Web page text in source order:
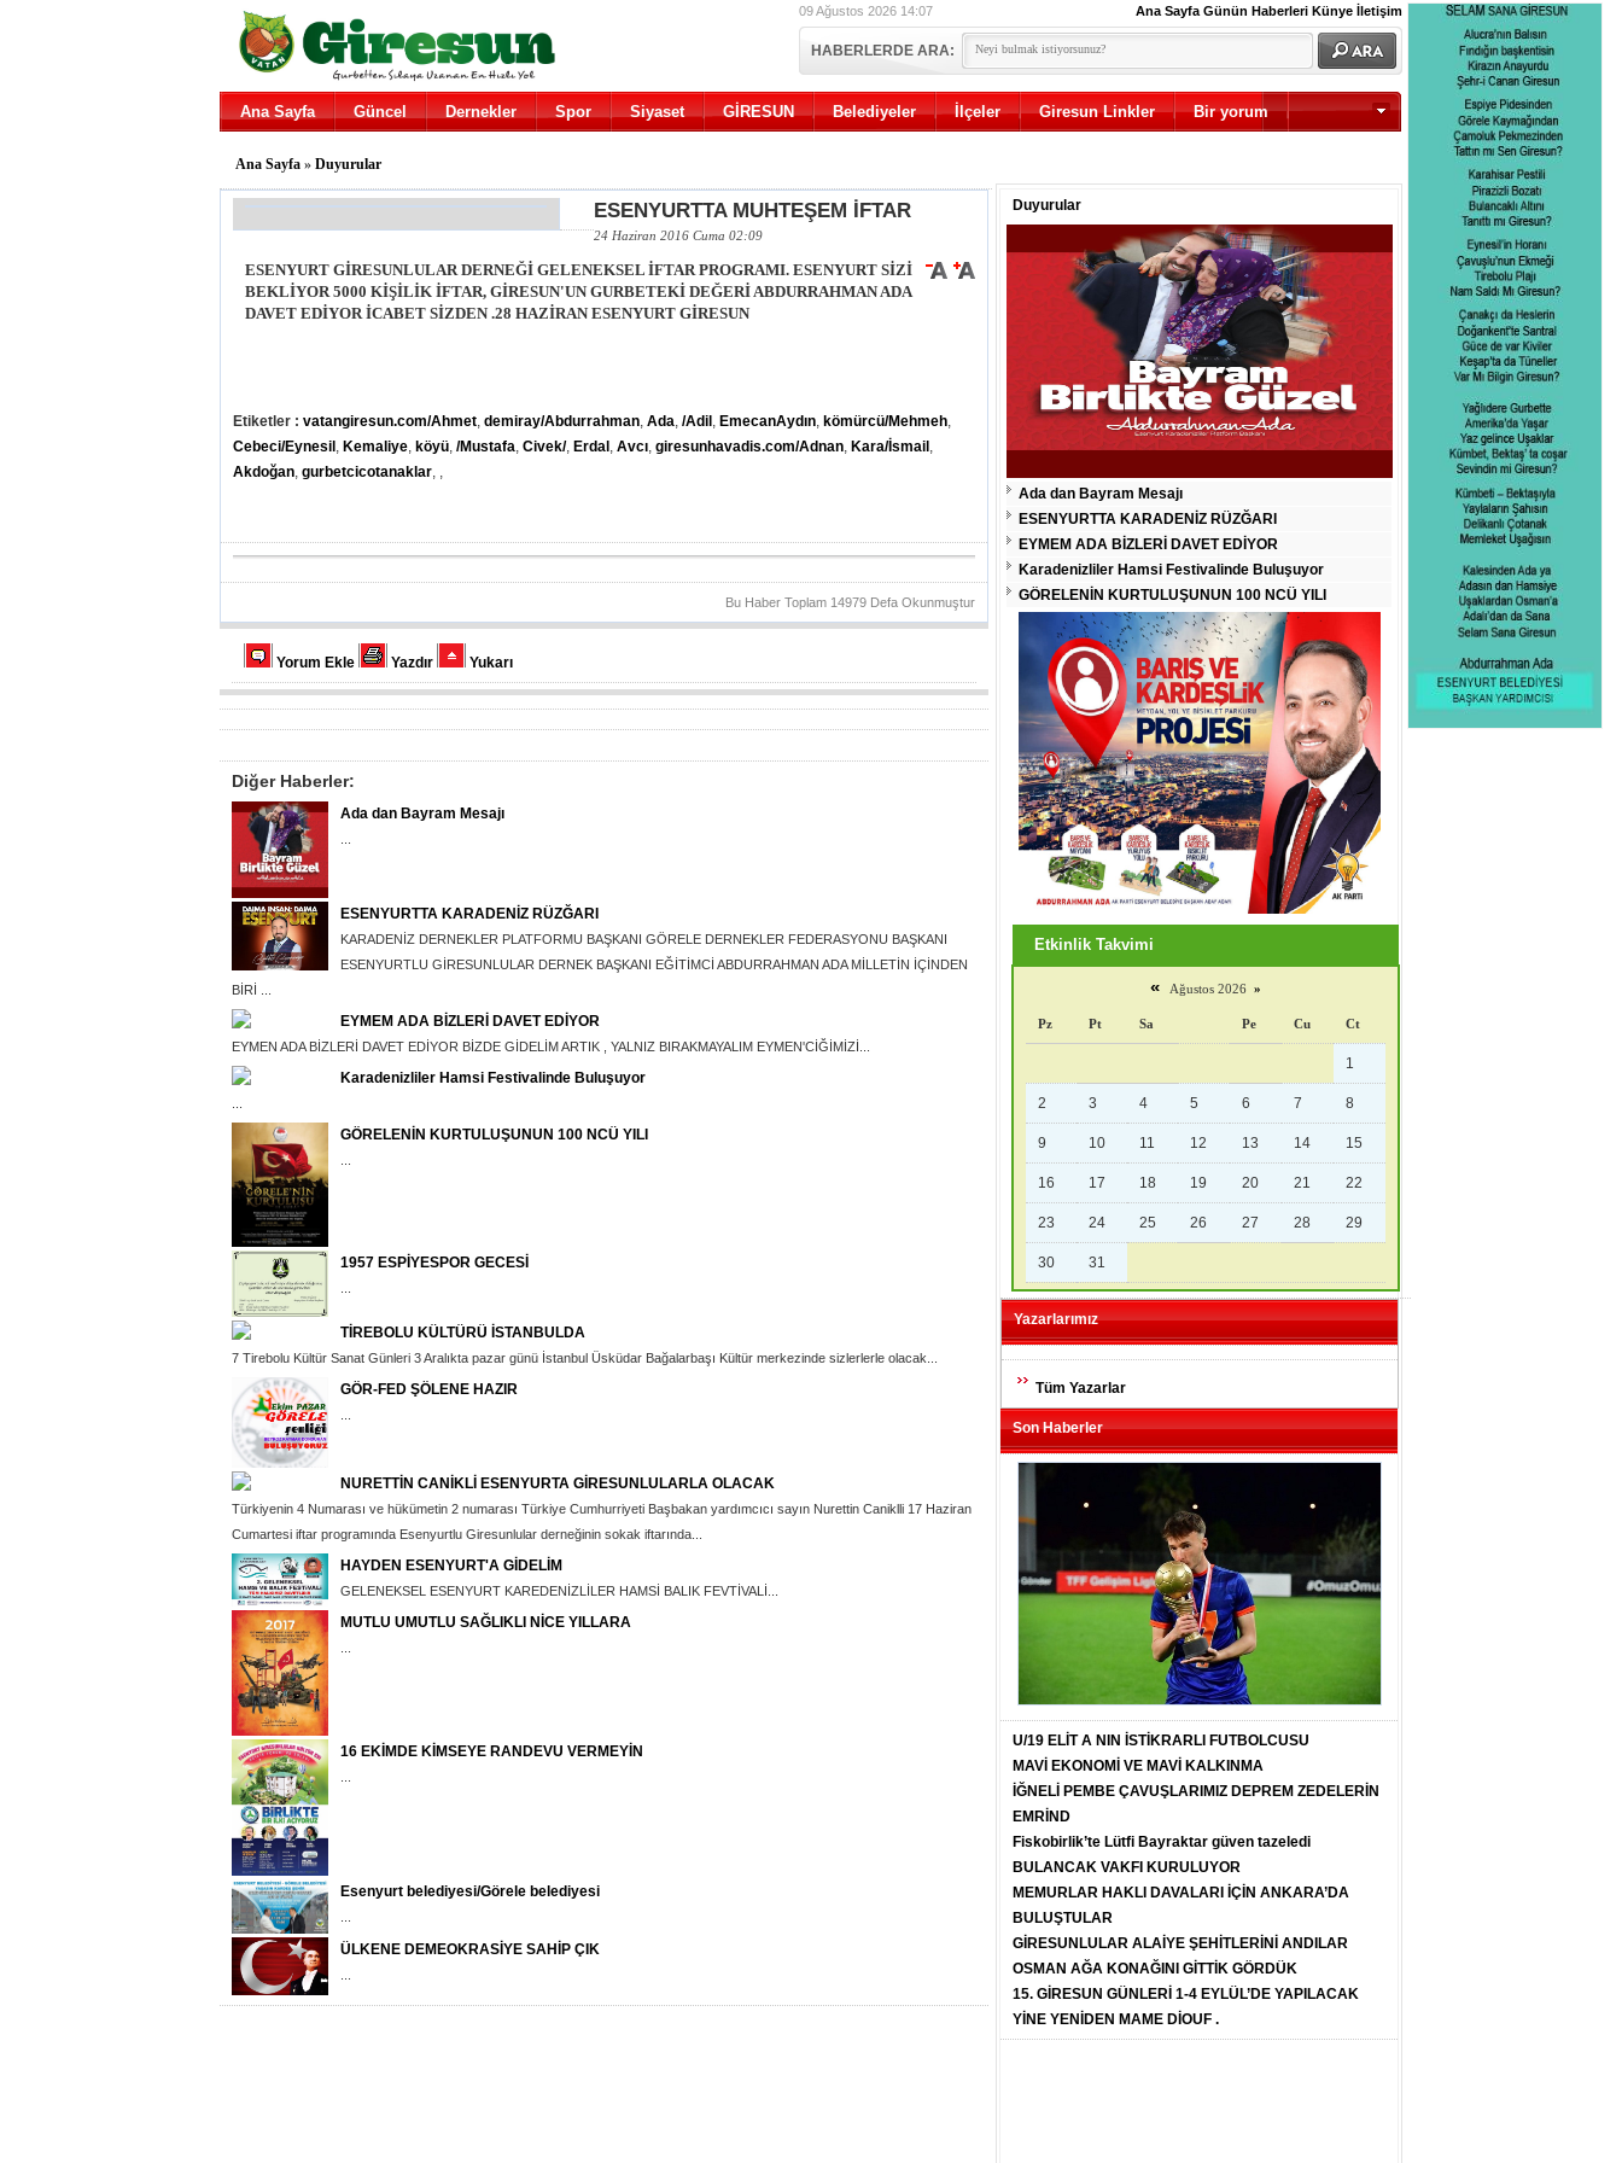
09 Ağustos 2026 14:07 Ana Sayfa Günün Haberleri Künye İletişim
HABERLERDE ARA:
Ana Sayfa Güncel Dernekler Spor Siyaset GİRESUN Belediyeler İlçeler Giresun Linkler Bir yorum
Ana Sayfa » Duyurular
ESENYURTTA MUHTEŞEM İFTAR
24 Haziran 2016 Cuma 02:09
ESENYURT GİRESUNLULAR DERNEĞİ GELENEKSEL İFTAR PROGRAMI. ESENYURT SİZİ
BEKLİYOR 5000 KİŞİLİK İFTAR, GİRESUN'UN GURBETEKİ DEĞERİ ABDURRAHMAN ADA
DAVET EDİYOR İCABET SİZDEN .28 HAZİRAN ESENYURT GİRESUN
Etiketler : vatangiresun.com/Ahmet, demiray/Abdurrahman, Ada, /Adil , EmecanAydın, kömürcü/Mehmeh,
Cebeci/Eynesil , Kemaliye, köyü, /Mustafa, Civek/, Erdal , Avcı, giresunhavadis.com/Adnan, Kara/İsmail ,
Akdoğan, gurbetcicotanaklar, ,
Bu Haber Toplam 14979 Defa Okunmuştur
Yorum Ekle Yazdır Yukarı
Diğer Haberler:
Ada dan Bayram Mesajı
ESENYURTTA KARADENİZ RÜZĞARI
KARADENİZ DERNEKLER PLATFORMU BAŞKANI GÖRELE DERNEKLER FEDERASYONU BAŞKANI
ESENYURTLU GİRESUNLULAR DERNEK BAŞKANI EĞİTİMCİ ABDURRAHMAN ADA MİLLETİN İÇİNDEN
BİRİ ...
EYMEM ADA BİZLERİ DAVET EDİYOR
EYMEN ADA BİZLERİ DAVET EDİYOR BİZDE GİDELİM ARTIK , YALNIZ BIRAKMAYALIM EYMEN'CİĞİMİZİ...
Karadenizliler Hamsi Festivalinde Buluşuyor
GÖRELENİN KURTULUŞUNUN 100 NCÜ YILI
1957 ESPİYESPOR GECESİ
TİREBOLU KÜLTÜRÜ İSTANBULDA
7 Tirebolu Kültür Sanat Günleri 3 Aralıkta pazar günü İstanbul Üsküdar Bağalarbaşı Kültür merkezinde sizlerlerle olacak...
GÖR-FED ŞÖLENE HAZIR
NURETTİN CANİKLİ ESENYURTA GİRESUNLULARLA OLACAK
Türkiyenin 4 Numarası ve hükümetin 2 numarası Türkiye Cumhurriyeti Başbakan yardımcıcı sayın Nurettin Caniklli 17 Haziran
Cumartesi iftar programında Esenyurtlu Giresunlular derneğinin sokak iftarında...
HAYDEN ESENYURT'A GİDELİM
GELENEKSEL ESENYURT KAREDENİZLİLER HAMSİ BALIK FEVTİVALİ...
MUTLU UMUTLU SAĞLIKLI NİCE YILLARA
16 EKİMDE KİMSEYE RANDEVU VERMEYİN
Esenyurt belediyesi/Görele belediyesi
ÜLKENE DEMEOKRASİYE SAHİP ÇIK
Duyurular
Ada dan Bayram Mesajı
ESENYURTTA KARADENİZ RÜZĞARI
EYMEM ADA BİZLERİ DAVET EDİYOR
Karadenizliler Hamsi Festivalinde Buluşuyor
GÖRELENİN KURTULUŞUNUN 100 NCÜ YILI
Etkinlik Takvimi
« Ağustos 2026 »
Pz Pt Sa Pe Cu Ct
1
2 3 4 5 6 7 8
9 10 11 12 13 14 15
16 17 18 19 20 21 22
23 24 25 26 27 28 29
30 31
Yazarlarımız
Tüm Yazarlar
Son Haberler
U/19 ELİT A NIN İSTİKRARLI FUTBOLCUSU
MAVİ EKONOMİ VE MAVİ KALKINMA
İĞNELİ PEMBE ÇAVUŞLARIMIZ DEPREM ZEDELERİN
EMRİND
Fiskobirlik’te Lütfi Bayraktar güven tazeledi
BULANCAK VAKFI KURULUYOR
MEMURLAR HAKLI DAVALARI İÇİN ANKARA’DA
BULUŞTULAR
GİRESUNLULAR ALAİYE ŞEHİTLERİNİ ANDILAR
OSMAN AĞA KONAĞINI GİTTİK GÖRDÜK
15. GİRESUN GÜNLERİ 1-4 EYLÜL’DE YAPILACAK
YİNE YENİDEN MAME DİOUF .